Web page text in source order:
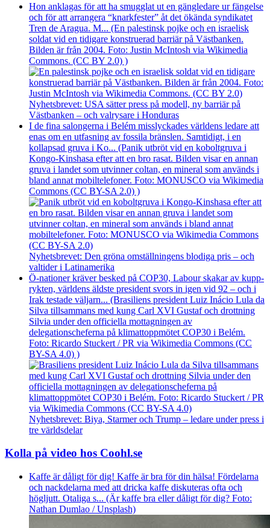
Hon anklagas för att ha smugglat ut en gängledare ur fängelse
och för att arrangera “knarkfester” åt det ökända syndikatet
Tren de Aragua. M... (En palestinsk pojke och en israelisk
soldat vid en tidigare konstruerad barriär på Västbanken.
Bilden är från 2004. Foto: Justin McIntosh via Wikimedia
Commons. (CC BY 2.0) )
Nyhetsbrevet: USA sätter press på modell, ny barriär på
Västbanken – och valrysare i Honduras
I de fina salongerna i Belém misslyckades världens ledare att
enas om en utfasning av fossila bränslen. Samtidigt, i en
kollapsad gruva i Ko... (Panik utbröt vid en koboltgruva i
Kongo-Kinshasa efter att en bro rasat. Bilden visar en annan
gruva i landet som utvinner coltan, en mineral som används i
bland annat mobiltelefoner. Foto: MONUSCO via Wikimedia
Commons (CC BY-SA 2.0) )
Nyhetsbrevet: Den gröna omställningens blodiga pris – och
valtider i Latinamerika
Ö-nationer kräver besked på COP30, Labour skakar av kupp­
rykten, världens äldste president svors in igen vid 92 – och i
Irak testade väljarn... (Brasiliens president Luiz Inácio Lula da
Silva tillsammans med kung Carl XVI Gustaf och drottning
Silvia under den officiella mottagningen av
delegationscheferna på klimattoppmötet COP30 i Belém.
Foto: Ricardo Stuckert / PR via Wikimedia Commons (CC
BY-SA 4.0) )
Nyhetsbrevet: Biya, Starmer och Trump – ledare under press i
tre världsdelar
Kolla på video hos Coohl.se
Kaffe är dåligt för dig! Kaffe är bra för din hälsa! Fördelarna
och nackdelarna med att dricka kaffe diskuteras ofta och
högljutt. Otaliga s... (Är kaffe bra eller dåligt för dig? Foto:
Nathan Dumlao / Unsplash)